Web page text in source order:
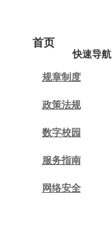
首页
快速导航
规章制度
政策法规
数字校园
服务指南
网络安全